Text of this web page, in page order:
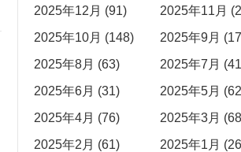
2025年12月 (91)
2025年11月
2025年10月 (148)
2025年9月
2025年8月 (63)
2025年7月
2025年6月 (31)
2025年5月
2025年4月 (76)
2025年3月
2025年2月 (61)
2025年1月